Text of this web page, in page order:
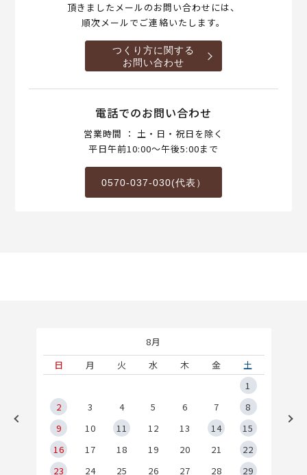
頂きましたメールのお問い合わせには、
順次メールでご連絡いたします。
つくり方に関する
お問い合わせ
電話でのお問い合わせ
営業時間 ： 土・日・祝日を除く
平日午前10:00～午後5:00まで
0570-037-030(代表）
8月
日
月 火 水 木 金
土
1
2
3 4 5 6 7
8
9
10 11 12 13 14
15
16
17 18 19 20 21
22
23
24 25 26 27 28 29